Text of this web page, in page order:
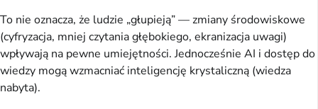
To nie oznacza, że ludzie „głupieją” — zmiany środowiskowe
(cyfryzacja, mniej czytania głębokiego, ekranizacja uwagi)
wpływają na pewne umiejętności. Jednocześnie AI i dostęp do
wiedzy mogą wzmacniać inteligencję krystaliczną (wiedza
nabyta).